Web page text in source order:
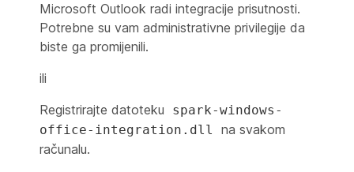
Microsoft Outlook radi integracije prisutnosti.
Potrebne su vam administrativne privilegije da
biste ga promijenili.
ili
Registrirajte datoteku
spark-windows-
office-integration.dll
na svakom
računalu.